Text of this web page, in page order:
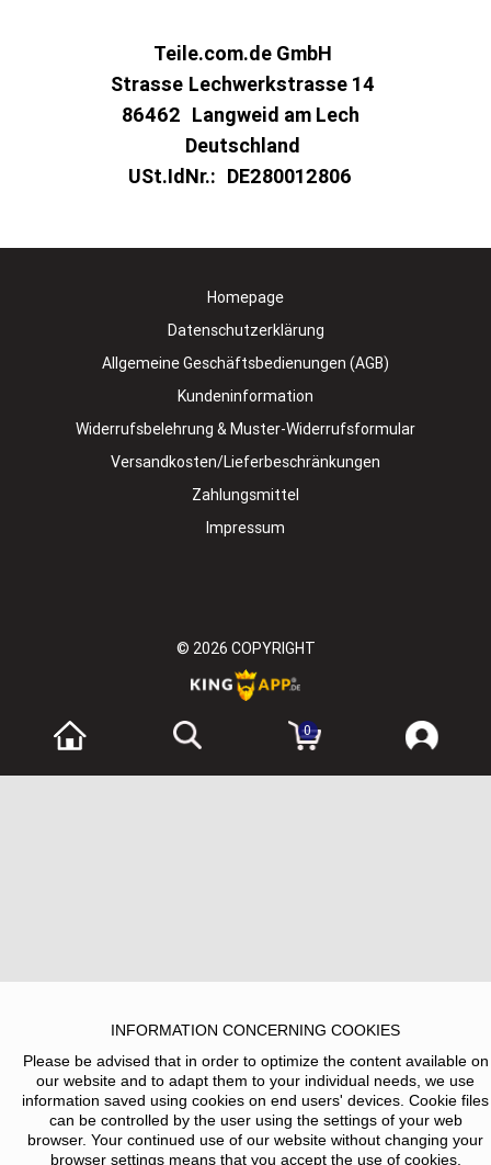
Teile.com.de GmbH
Strasse Lechwerkstrasse 14
86462 Langweid am Lech
Deutschland
USt.IdNr.: DE280012806
Homepage
Datenschutzerklärung
Allgemeine Geschäftsbedienungen (AGB)
Kundeninformation
Widerrufsbelehrung & Muster-Widerrufsformular
Versandkosten/Lieferbeschränkungen
Zahlungsmittel
Impressum
© 2026 COPYRIGHT
0
INFORMATION CONCERNING COOKIES
Please be advised that in order to optimize the content available on
our website and to adapt them to your individual needs, we use
information saved using cookies on end users' devices. Cookie files
can be controlled by the user using the settings of your web
browser. Your continued use of our website without changing your
browser settings means that you accept the use of cookies.